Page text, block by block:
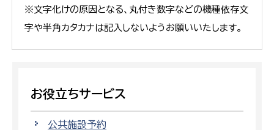
※文字化けの原因となる、丸付き数字などの機種依存文
字や半角カタカナは記入しないようお願いいたします。
お役立ちサービス
公共施設予約